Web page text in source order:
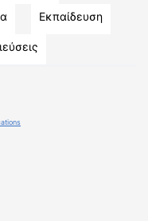
Εκπαίδευση